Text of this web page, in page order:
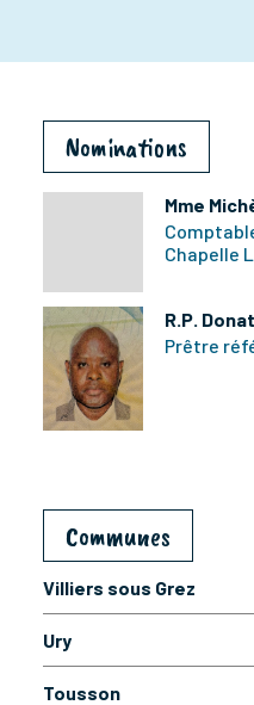
Nominations
Mme
Chapelle
R.P.
Prêtre
Communes
Villiers sous Grez
Ury
Tousson